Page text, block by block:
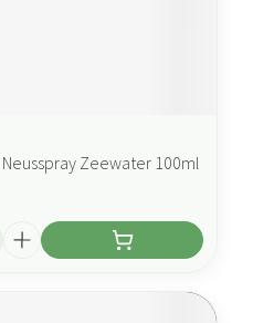
Zeewater 100ml